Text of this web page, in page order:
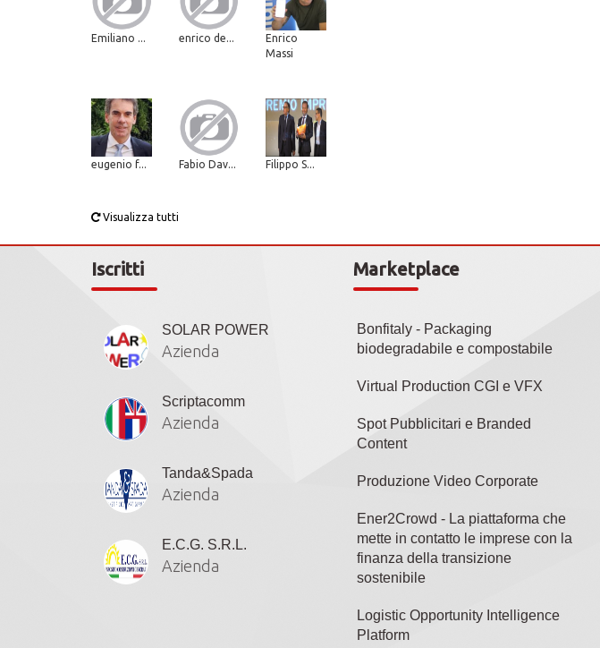
Emiliano ... enrico de...
Enrico
Massi
eugenio f... Fabio Dav... Filippo S...
Visualizza tutti
Iscritti
SOLAR POWER
Azienda
Scriptacomm
Azienda
Tanda&Spada
Azienda
E.C.G. S.R.L.
Azienda
Marketplace
Bonfitaly - Packaging
biodegradabile e compostabile
Virtual Production CGI e VFX
Spot Pubblicitari e Branded
Content
Produzione Video Corporate
Ener2Crowd - La piattaforma che
mette in contatto le imprese con la
finanza della transizione
sostenibile
Logistic Opportunity Intelligence
Platform